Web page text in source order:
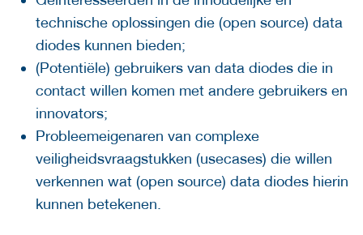
technische oplossingen die (open source) data
diodes kunnen bieden;
(Potentiële) gebruikers van data diodes die in
contact willen komen met andere gebruikers en
innovators;
Probleemeigenaren van complexe
veiligheidsvraagstukken (usecases) die willen
verkennen wat (open source) data diodes hierin
kunnen betekenen.